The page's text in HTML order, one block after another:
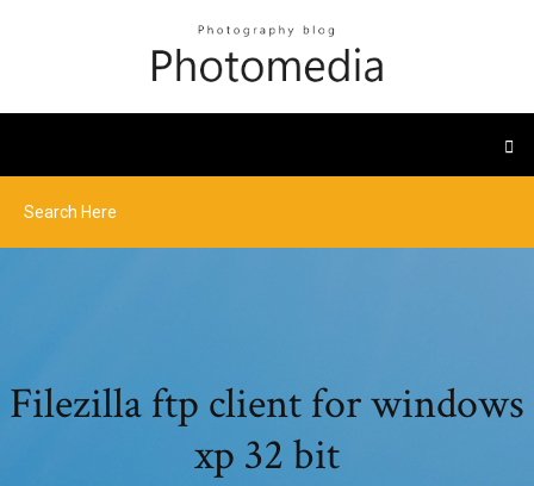
Filezilla ftp client for windows
xp 32 bit